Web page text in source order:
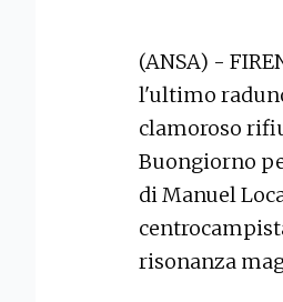
(ANSA) -
l'ultimo
clamoroso
Buongiorno
di Manuel
risonanza